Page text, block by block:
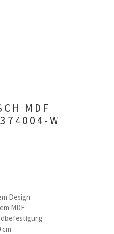
MDF
W
Design
MDF
cm